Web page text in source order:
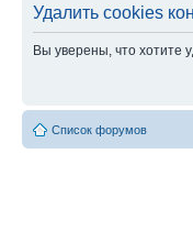
Удалить cookies
Вы уверены, что хотите
Список форумов